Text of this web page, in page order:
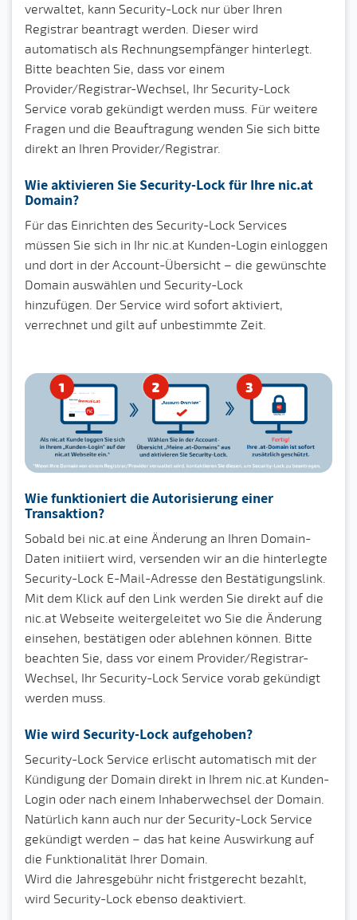
verwaltet, kann Security-Lock nur über Ihren
Registrar beantragt werden. Dieser wird
automatisch als Rechnungsempfänger hinterlegt.
Bitte beachten Sie, dass vor einem
Provider/Registrar-Wechsel, Ihr Security-Lock
Service vorab gekündigt werden muss. Für weitere
Fragen und die Beauftragung wenden Sie sich bitte
direkt an Ihren Provider/Registrar.
Wie aktivieren Sie Security-Lock für Ihre nic.at
Domain?
Für das Einrichten des Security-Lock Services
müssen Sie sich in Ihr nic.at Kunden-Login einloggen
und dort in der Account-Übersicht – die gewünschte
Domain auswählen und Security-Lock
hinzufügen. Der Service wird sofort aktiviert,
verrechnet und gilt auf unbestimmte Zeit.
Wie funktioniert die Autorisierung einer
Transaktion?
Sobald bei nic.at eine Änderung an Ihren Domain-
Daten initiiert wird, versenden wir an die hinterlegte
Security-Lock E-Mail-Adresse den Bestätigungslink.
Mit dem Klick auf den Link werden Sie direkt auf die
nic.at Webseite weitergeleitet wo Sie die Änderung
einsehen, bestätigen oder ablehnen können. Bitte
beachten Sie, dass vor einem Provider/Registrar-
Wechsel, Ihr Security-Lock Service vorab gekündigt
werden muss.
Wie wird Security-Lock aufgehoben?
Security-Lock Service erlischt automatisch mit der
Kündigung der Domain direkt in Ihrem nic.at Kunden-
Login oder nach einem Inhaberwechsel der Domain.
Natürlich kann auch nur der Security-Lock Service
gekündigt werden – das hat keine Auswirkung auf
die Funktionalität Ihrer Domain.
Wird die Jahresgebühr nicht fristgerecht bezahlt,
wird Security-Lock ebenso deaktiviert.